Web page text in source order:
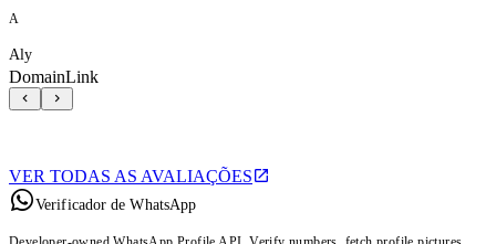
A
Aly
DomainLink
VER TODAS AS AVALIAÇÕES
Verificador de WhatsApp